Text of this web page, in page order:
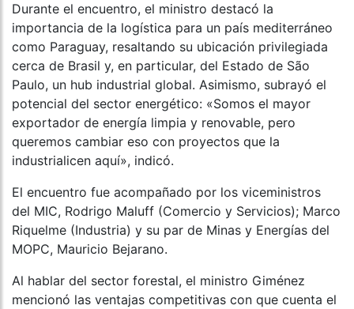
Durante el encuentro, el ministro destacó la
importancia de la logística para un país mediterráneo
como Paraguay, resaltando su ubicación privilegiada
cerca de Brasil y, en particular, del Estado de São
Paulo, un hub industrial global. Asimismo, subrayó el
potencial del sector energético: «Somos el mayor
exportador de energía limpia y renovable, pero
queremos cambiar eso con proyectos que la
industrialicen aquí», indicó.
El encuentro fue acompañado por los viceministros
del MIC, Rodrigo Maluff (Comercio y Servicios); Marco
Riquelme (Industria) y su par de Minas y Energías del
MOPC, Mauricio Bejarano.
Al hablar del sector forestal, el ministro Giménez
mencionó las ventajas competitivas con que cuenta el